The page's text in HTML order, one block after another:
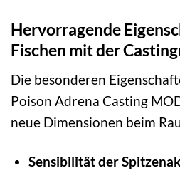
Hervorragende
Fischen mit der
Die besonderen
Poison Adrena Casting
neue Dimensionen beim
Sensibilität der